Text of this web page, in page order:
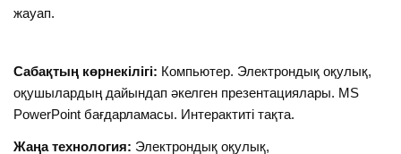
жауап.
Сабақтың көрнекілігі: Компьютер. Электрондық оқулық,
оқушылардың дайындап әкелген презентациялары. MS
PowerPoint бағдарламасы. Интерактиті тақта.
Жаңа технология: Электрондық оқулық,